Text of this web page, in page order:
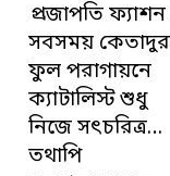
প্রজাপতি
সবসময়
ফুল পরাগায়নে
ক্যাটালিস্ট শুধু
নিজে সৎচরিত্র…
তথাপি